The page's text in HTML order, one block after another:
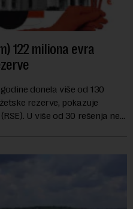
122 miliona evra
donela više od 130
rezerve, pokazuje
U više od 30 rešenja ne